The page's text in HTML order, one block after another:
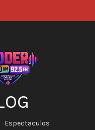
Espectaculos